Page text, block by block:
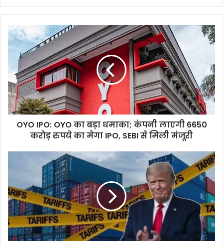
OYO
IPO:
OYO
बड़ा
धमाका;
कंपनी
लाएगी
6650
करोड़
से
मिली
मंजूरी
OYO IPO: OYO का बड़ा धमाका; कंपनी लाएगी 6650
करोड़ रुपये का मेगा IPO, SEBI से मिली मंजूरी
Plan:
ट्रंप
फिर
फोड़ेंगे
'टैरिफ
बम',